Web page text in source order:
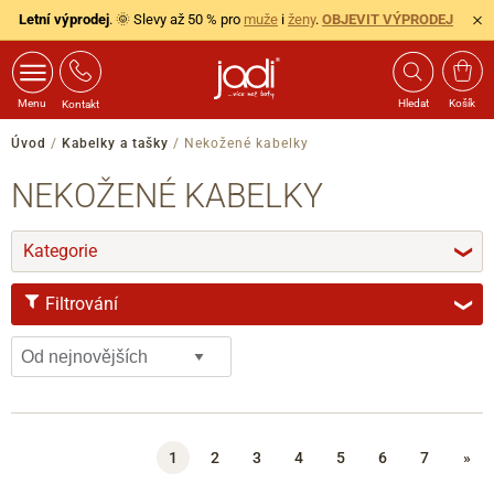
Letní výprodej. 🌞 Slevy až 50 % pro muže i ženy. OBJEVIT VÝPRODEJ
Menu Kontakt Hledat Košík
Úvod / Kabelky a tašky / Nekožené kabelky
NEKOŽENÉ KABELKY
Kategorie ❯
Filtrování ❯
ZNAČKA
1 2 3 4 5 6 7 »